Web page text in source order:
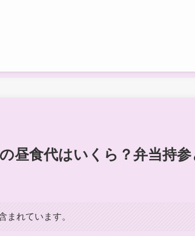
昼食代はいくら？弁当持
まれています。